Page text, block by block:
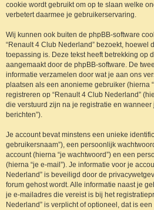
cookie wordt gebruikt om op te slaan welke
verbetert daarmee je gebruikerservaring.
Wij kunnen ook buiten de phpBB-software
“Renault 4 Club Nederland” bezoekt, hoewel
toepassing is. Deze tekst heeft betrekking op
aangemaakt door de phpBB-software. De
informatie verzamelen door wat je aan ons
plaatsen als een anonieme gebruiker (hierna
registreren op “Renault 4 Club Nederland”
die verstuurd zijn na je registratie en
berichten”).
Je account bevat minstens een unieke
gebruikersnaam”), een persoonlijk
account (hierna “je wachtwoord”) en een
(hierna “je e-mail”). Je informatie voor je
Nederland” is beveiligd door de
forum gehost wordt. Alle informatie naast je
je e-mailadres die vereist is bij het
Nederland” is verplicht of optioneel, dat is